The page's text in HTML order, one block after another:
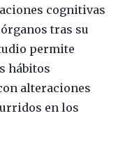
cognitivas
tras su
permite
hábitos
alteraciones
en los